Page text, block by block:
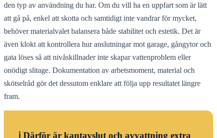
den typ av användning du har. Om du vill ha en uppfart som är lätt
att gå på, enkel att skotta och samtidigt inte vandrar för mycket,
behöver materialvalet balansera både stabilitet och estetik. Det är
även klokt att kontrollera hur anslutningar mot garage, gångytor och
gata löses så att nivåskillnader inte skapar vattenproblem eller
onödigt slitage. Dokumentation av arbetsmoment, material och
skötselråd gör det dessutom enklare att följa upp resultatet längre
fram.
ℹ️ Därför är kantavslut och avvattning extra